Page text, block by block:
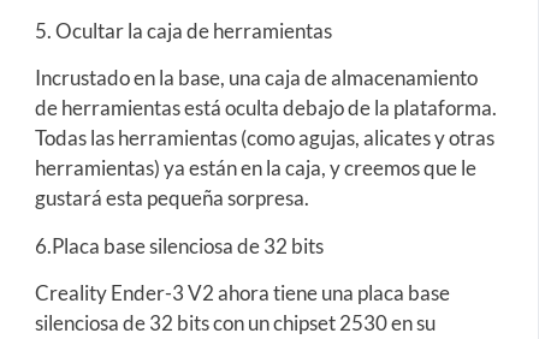
5. Ocultar la caja de herramientas
Incrustado en la base, una caja de almacenamiento
de herramientas está oculta debajo de la plataforma.
Todas las herramientas (como agujas, alicates y otras
herramientas) ya están en la caja, y creemos que le
gustará esta pequeña sorpresa.
6.Placa base silenciosa de 32 bits
Creality Ender-3 V2 ahora tiene una placa base
silenciosa de 32 bits con un chipset 2530 en su